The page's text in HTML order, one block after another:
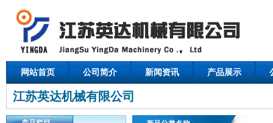
网站首页 公司简介 新闻资讯 产品展示
江苏英达机械有限公司